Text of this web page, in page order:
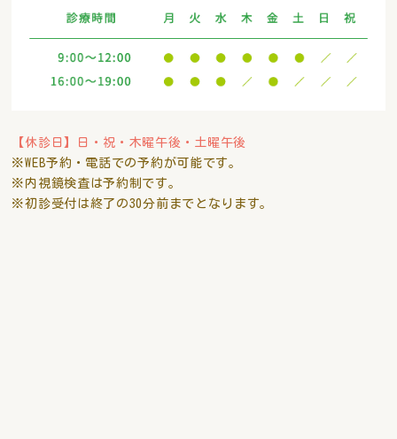
【休診日】日・祝・木曜午後・土曜午後
※WEB予約・電話での予約が可能です。
※内視鏡検査は予約制です。
※初診受付は終了の30分前までとなります。